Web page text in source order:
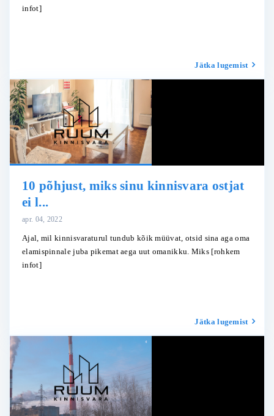
infot]
Jätka lugemist
10 põhjust, miks sinu kinnisvara ostjat
ei l...
apr. 04, 2022
Ajal, mil kinnisvaraturul tundub kõik müüvat, otsid sina aga oma
elamispinnale juba pikemat aega uut omanikku. Miks [rohkem
infot]
Jätka lugemist